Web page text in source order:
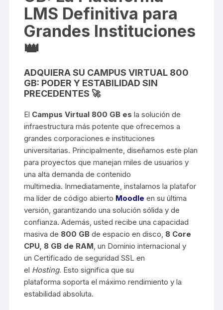
LMS Definitiva para
Grandes Instituciones
👑
ADQUIERA SU CAMPUS VIRTUAL 800
GB: PODER Y ESTABILIDAD SIN
PRECEDENTES 🚀
El Campus Virtual 800 GB es la solución de
infraestructura más potente que ofrecemos a
grandes corporaciones e instituciones
universitarias. Principalmente, diseñamos este plan
para proyectos que manejan miles de usuarios y
una alta demanda de contenido
multimedia. Inmediatamente, instalamos la platafor
ma líder de código abierto Moodle en su última
versión, garantizando una solución sólida y de
confianza. Además, usted recibe una capacidad
masiva de 800 GB de espacio en disco, 8 Core
CPU, 8 GB de RAM, un Dominio internacional y
un Certificado de seguridad SSL en
el Hosting. Esto significa que su
plataforma soporta el máximo rendimiento y la
estabilidad absoluta.